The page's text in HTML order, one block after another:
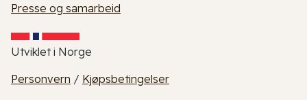
Presse og samarbeid
Utviklet i Norge
Personvern / Kjøpsbetingelser